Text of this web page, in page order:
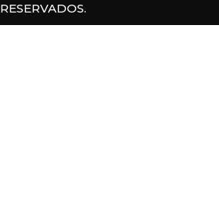
RESERVADOS.